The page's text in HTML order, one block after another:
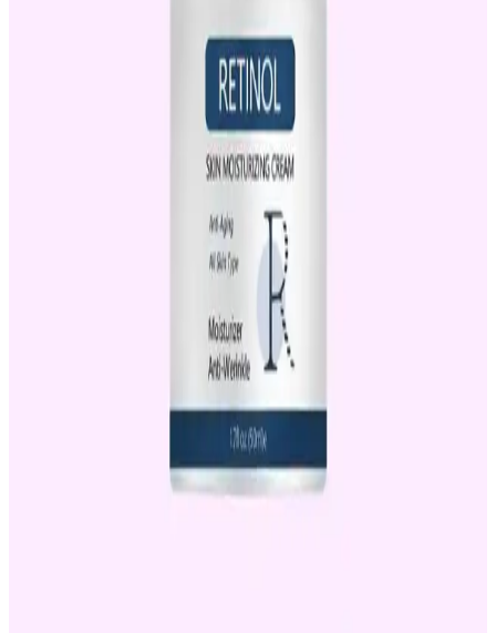
dermatolog önerileriyle en iyi sonuçlar alınabilir.
Retinol Kullanımında Güneş Koruyucu ve
Nemlendirici Ürünlerin Önemi ve Doğru Seçimi
Retinol kullanımı ciltte hassasiyet yaratabilir; bu nedenle
nemlendirici ve güneş koruyucu ürünlerin birlikte kullanımı cilt
Retinol Krem Kullanımıyla Akne Tedavisi: Bilmeniz
Gerekenler ve Doğru Uygulama Yöntemleri
Retinol, akne tedavisinde etkili olabilen bir bileşen olup, doğru
kullanım ve uzman gözetimiyle ciltteki sorunları hafifletir. Güneş
koruyucu ve dikkatli kullanım önemlidir.
Akne Sorunu İçin Retinol Krem Kullanımı: Etkileri
ve Doğru Uygulama Yöntemleri
Retinol içeren kremler, akne ve izlerini azaltmada etkili olup, doğru
kullanım ve ürün seçimiyle sağlıklı bir cilt elde etmek mümkün.
Güneş koruyucu ile desteklenmelidir.